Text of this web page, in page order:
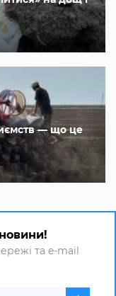
— що це
та e-mail